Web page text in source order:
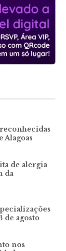
de alergia
da
de agosto
nos